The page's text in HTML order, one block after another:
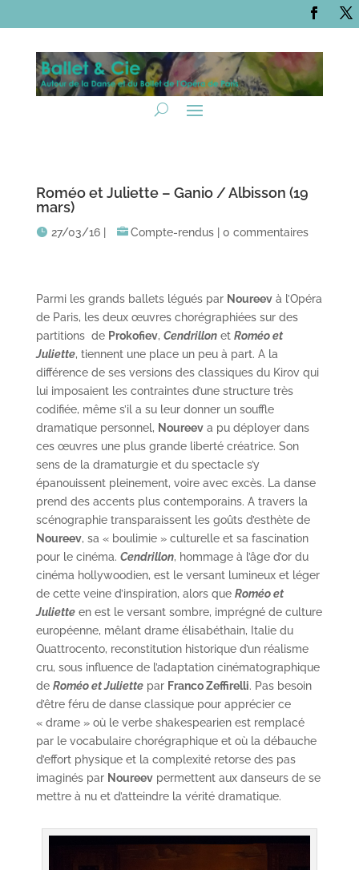
Roméo et Juliette – Ganio / Albisson (19
mars)
27/03/16| Compte-rendus| 0 commentaires
Parmi les grands ballets légués par Noureevà l’Opéra
de Paris, les deux œuvres chorégraphiées sur des
partitions de Prokofiev, Cendrillonet Roméo et
Juliette, tiennent une place un peu à part. A la
différence de ses versions des classiques du Kirov qui
lui imposaient les contraintes d’une structure très
codifiée, même s’il a su leur donner un souffle
dramatique personnel, Noureeva pu déployer dans
ces œuvres une plus grande liberté créatrice. Son
sens de la dramaturgie et du spectacle s’y
épanouissent pleinement, voire avec excès. La danse
prend des accents plus contemporains. A travers la
scénographie transparaissent les goûts d’esthète de
Noureev, sa « boulimie » culturelle et sa fascination
pour le cinéma. Cendrillon, hommage à l’âge d’or du
cinéma hollywoodien, est le versant lumineux et léger
de cette veine d’inspiration, alors que Roméo et
Julietteen est le versant sombre, imprégné de culture
européenne, mêlant drame élisabéthain, Italie du
Quattrocento, reconstitution historique d’un réalisme
cru, sous influence de l’adaptation cinématographique
de Roméo et Juliettepar Franco Zeffirelli. Pas besoin
d’être féru de danse classique pour apprécier ce
« drame » où le verbe shakespearien est remplacé
par le vocabulaire chorégraphique et où la débauche
d’effort physique et la complexité retorse des pas
imaginés par Noureevpermettent aux danseurs de se
mettre à nu et d’atteindre la vérité dramatique.